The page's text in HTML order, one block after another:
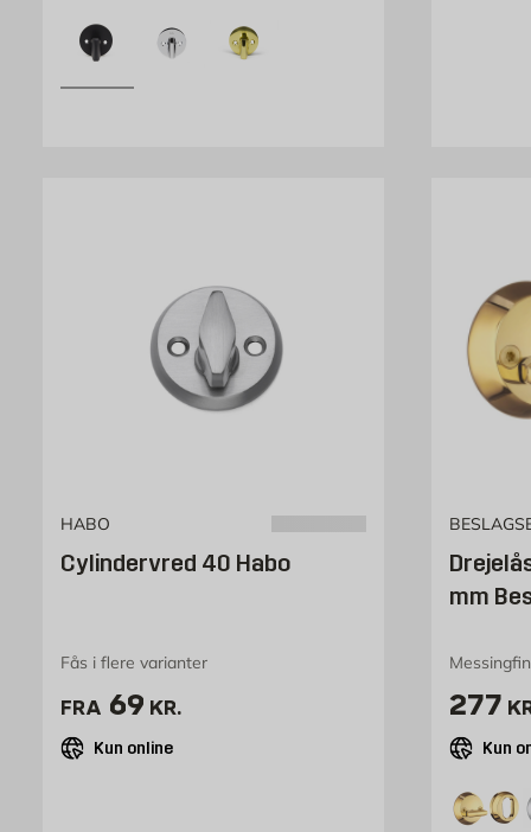
HABO
Cylindervred 40 Habo
Fås i flere varianter
FRA Pris 69 kr. /stk
69 KR.
Kun online
mm
Pris
277
Kun